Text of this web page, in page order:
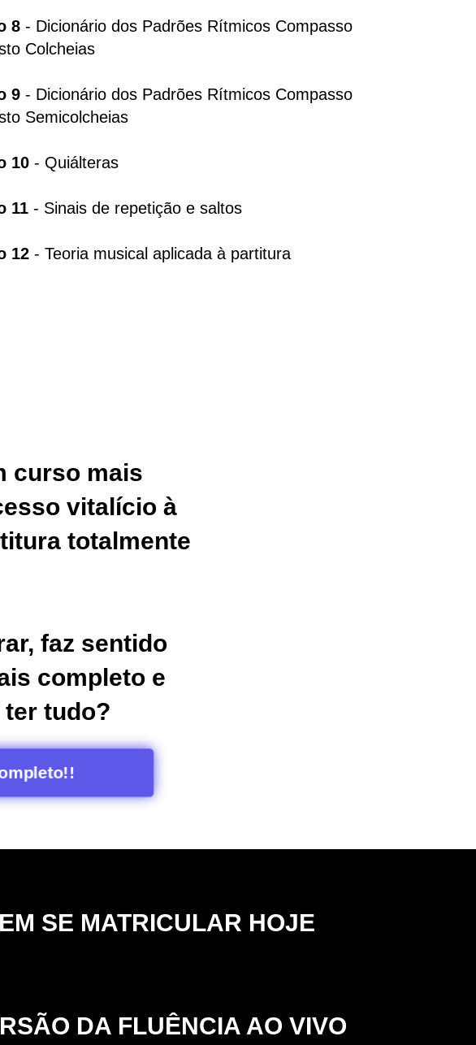
8 - Dicionário dos Padrões Rítmicos Compasso
Colcheias
9 - Dicionário dos Padrões Rítmicos Compasso
Semicolcheias
10 - Quiálteras
11 - Sinais de repetição e saltos
12 - Teoria musical aplicada à partitura
curso mais
vitalício à
totalmente
faz sentido
completo e
ter tudo?
SE MATRICULAR HOJE
DA FLUÊNCIA AO VIVO